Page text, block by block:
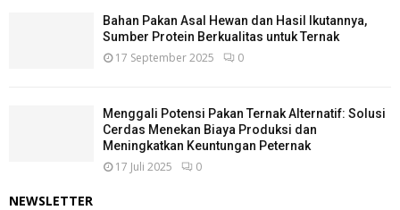
Bahan Pakan Asal Hewan dan Hasil Ikutannya,
Sumber Protein Berkualitas untuk Ternak
17 September 2025 0
Menggali Potensi Pakan Ternak Alternatif: Solusi
Cerdas Menekan Biaya Produksi dan
Meningkatkan Keuntungan Peternak
17 Juli 2025 0
NEWSLETTER